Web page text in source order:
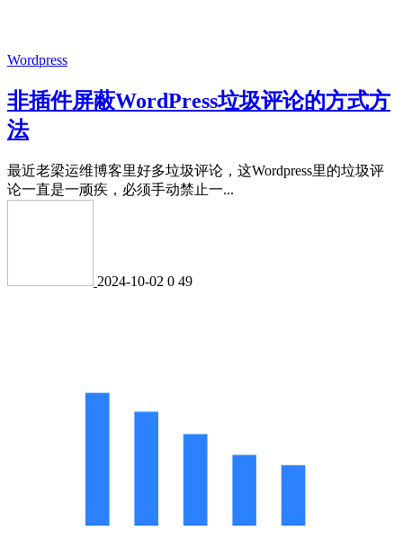
Wordpress
非插件屏蔽WordPress垃圾评论的方式方
法
最近老梁运维博客里好多垃圾评论，这Wordpress里的垃圾评
论一直是一顽疾，必须手动禁止一...
2024-10-02 0 49